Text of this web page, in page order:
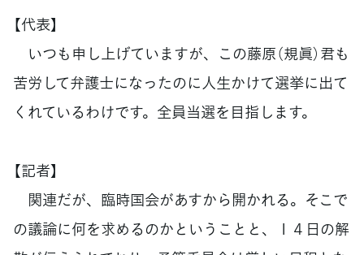
【代表】
いつも申し上げていますが、この藤原（規眞）君も
苦労して弁護士になったのに人生かけて選挙に出て
くれているわけです。全員当選を目指します。
【記者】
関連だが、臨時国会があすから開かれる。そこで
の議論に何を求めるのかということと、１４日の解